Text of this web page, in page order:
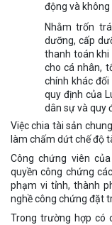
động và
Nhằm trốn
dưỡng, cấp
thanh toán khi
cho cá nhân,
chính khác đối
quy định của
dân sự và quy
Việc chia tài sản
làm chấm dứt chế độ
Công chứng viên
quyền công chứng
phạm vi tỉnh, thành
nghề công chứng đặt
Trong trường hợp có